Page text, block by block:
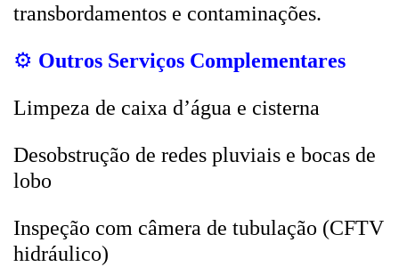
transbordamentos e contaminações.
⚙️ Outros Serviços Complementares
Limpeza de caixa d’água e cisterna
Desobstrução de redes pluviais e bocas de
lobo
Inspeção com câmera de tubulação (CFTV
hidráulico)